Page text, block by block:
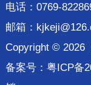
电话：0769-
邮箱：
Copyright © 2026
备案号： 粤ICP备